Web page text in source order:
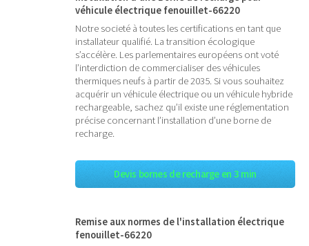
véhicule électrique fenouillet-66220
Notre societé à toutes les certifications en tant que
installateur qualifié. La transition écologique
s’accélère. Les parlementaires européens ont voté
l’interdiction de commercialiser des véhicules
thermiques neufs à partir de 2035. Si vous souhaitez
acquérir un véhicule électrique ou un véhicule hybride
rechargeable, sachez qu’il existe une réglementation
précise concernant l’installation d’une borne de
recharge.
Devis bornes de recharge en 3 min
Remise aux normes de l'installation électrique
fenouillet-66220